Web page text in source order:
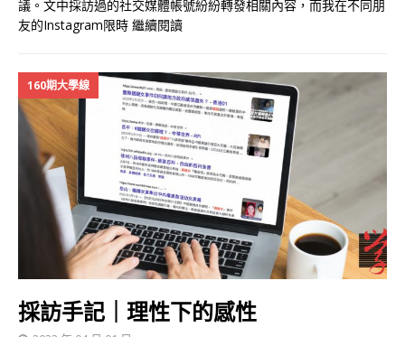
議。文中採訪過的社交媒體帳號紛紛轉發相關內容，而我在不同朋
友的Instagram限時 繼續閱讀
160期大學線
採訪手記｜理性下的感性